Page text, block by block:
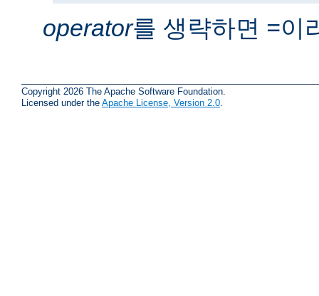
operator를 생략하면 =이
Copyright 2026 The Apache Software Foundation.
Licensed under the Apache License, Version 2.0.